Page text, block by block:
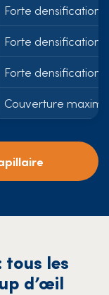
Forte densification
Forte densification
Forte densification
Couverture
tous les
d’œil